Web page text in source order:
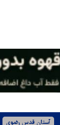
آستان قدس رضوی